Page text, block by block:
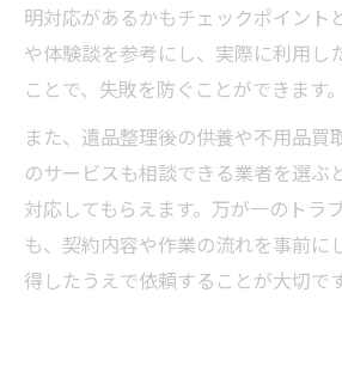
明対応があるかもチェックポイント
や体験談を参考にし、実際に利用し
ことで、失敗を防ぐことができます。
また、遺品整理後の供養や不用品買
のサービスも相談できる業者を選ぶ
対応してもらえます。万が一のトラ
も、契約内容や作業の流れを事前に
得したうえで依頼することが大切です